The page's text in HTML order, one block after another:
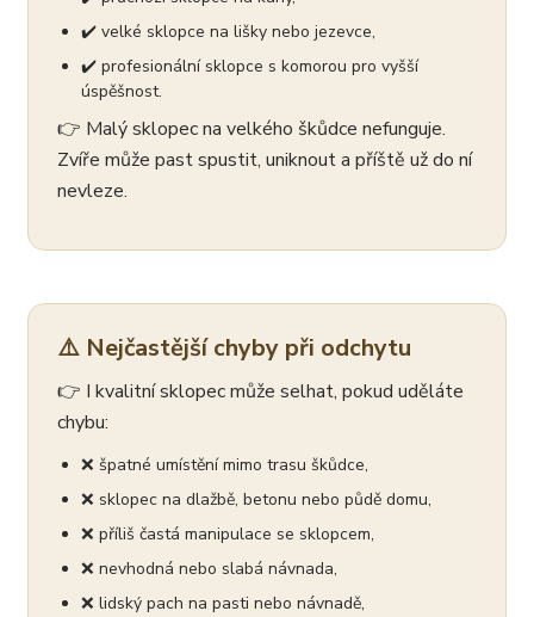
✔️ velké sklopce na lišky nebo jezevce,
✔️ profesionální sklopce s komorou pro vyšší
úspěšnost.
👉 Malý sklopec na velkého škůdce nefunguje.
Zvíře může past spustit, uniknout a příště už do ní
nevleze.
⚠️ Nejčastější chyby při odchytu
👉 I kvalitní sklopec může selhat, pokud uděláte
chybu:
❌ špatné umístění mimo trasu škůdce,
❌ sklopec na dlažbě, betonu nebo půdě domu,
❌ příliš častá manipulace se sklopcem,
❌ nevhodná nebo slabá návnada,
❌ lidský pach na pasti nebo návnadě,